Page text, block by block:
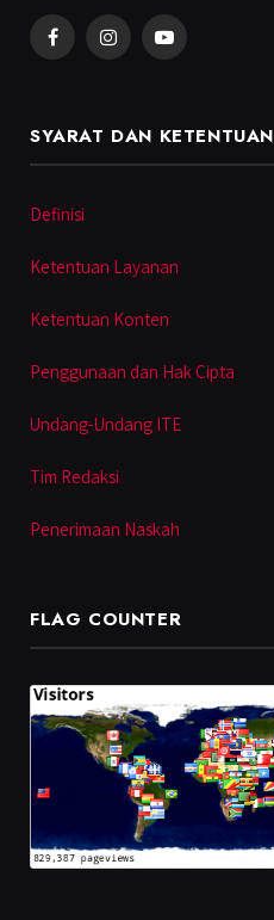
FacebookInstagramYouTube
SYARAT DAN KETENTUAN
Definisi
Ketentuan Layanan
Ketentuan Konten
Penggunaan dan Hak Cipta
Undang-Undang ITE
Tim Redaksi
Penerimaan Naskah
FLAG COUNTER